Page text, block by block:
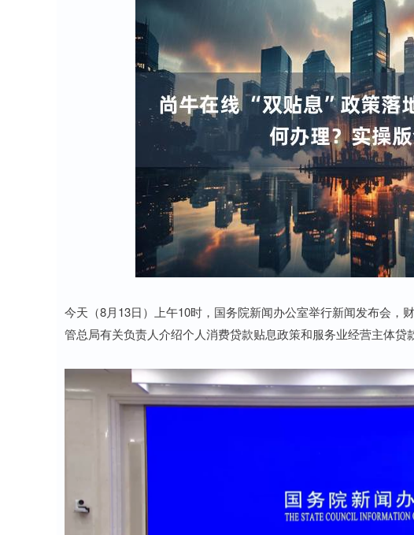
今天（8月13日）上午10时，国务院新闻办公室举行新闻发布会，
管总局有关负责人介绍个人消费贷款贴息政策和服务业经营主体贷
深证成指 14238.18 128.06 0.91%